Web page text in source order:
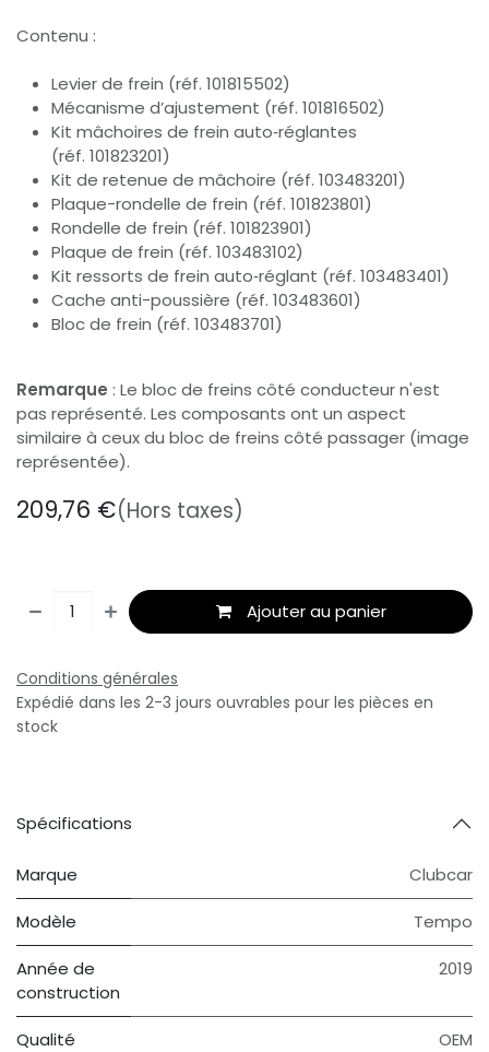
Contenu :
Levier de frein (réf. 101815502)
Mécanisme d’ajustement (réf. 101816502)
Kit mâchoires de frein auto‑réglantes
(réf. 101823201)
Kit de retenue de mâchoire (réf. 103483201)
Plaque-rondelle de frein (réf. 101823801)
Rondelle de frein (réf. 101823901)
Plaque de frein (réf. 103483102)
Kit ressorts de frein auto‑réglant (réf. 103483401)
Cache anti-poussière (réf. 103483601)
Bloc de frein (réf. 103483701)
Remarque : Le bloc de freins côté conducteur n'est
pas représenté. Les composants ont un aspect
similaire à ceux du bloc de freins côté passager (image
représentée).
209,76 €(Hors taxes)
Ajouter au panier
Conditions générales
Expédié dans les 2-3 jours ouvrables pour les pièces en
stock
Spécifications
Marque Clubcar
Modèle Tempo
Année de
construction
2019
Qualité OEM